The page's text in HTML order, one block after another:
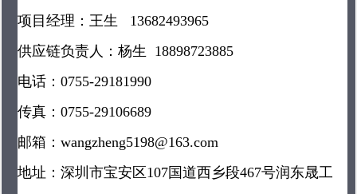
项目经理：王生 13682493965
供应链负责人：杨生 18898723885
电话：0755-29181990
传真：0755-29106689
邮箱：wangzheng5198@163.com
地址：深圳市宝安区107国道西乡段467号润东晟工